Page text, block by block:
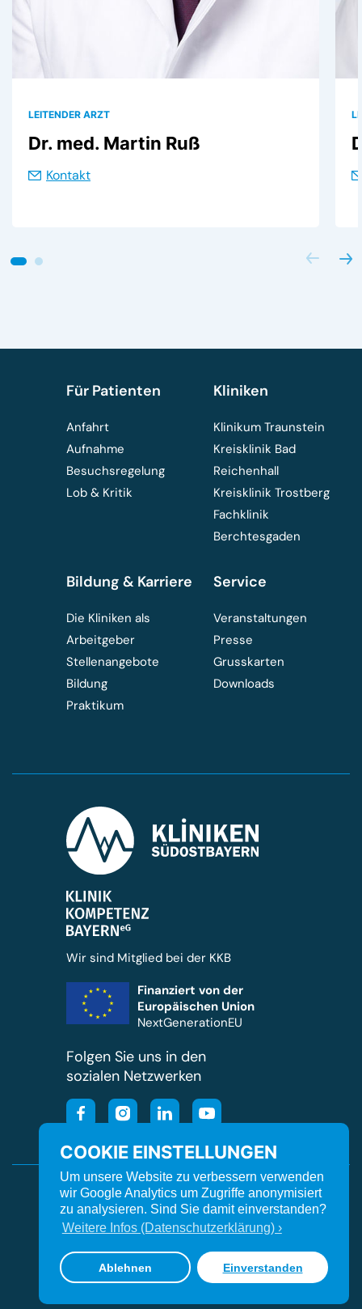
COOKIE EINSTELLUNGEN
Um unsere Website zu verbessern verwenden
wir Google Analytics um Zugriffe anonymisiert
zu analysieren. Sind Sie damit einverstanden?
Weitere Infos (Datenschutzerklärung) ›
Ablehnen Einverstanden
LEITENDER ARZT
Dr. med. Martin Ruß
Kontakt
Wir sind Mitglied bei der KKB
Finanziert von der
Europäischen Union
NextGenerationEU
Folgen Sie uns in den
sozialen Netzwerken
Für Patienten
Anfahrt
Aufnahme
Besuchsregelung
Lob & Kritik
Kliniken
Klinikum Traunstein
Kreisklinik Bad
Reichenhall
Kreisklinik Trostberg
Fachklinik
Berchtesgaden
Bildung & Karriere
Die Kliniken als
Arbeitgeber
Stellenangebote
Bildung
Praktikum
Service
Veranstaltungen
Presse
Grusskarten
Downloads
Cookie Einstellungen Kontakt
Impressum
Datenschutz
Barrierefreiheit Orgavision
© Kliniken Südostbayern